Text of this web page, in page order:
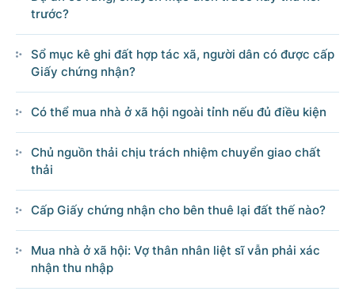
trước?
Sổ mục kê ghi đất hợp tác xã, người dân có được cấp
Giấy chứng nhận?
Có thể mua nhà ở xã hội ngoài tỉnh nếu đủ điều kiện
Chủ nguồn thải chịu trách nhiệm chuyển giao chất
thải
Cấp Giấy chứng nhận cho bên thuê lại đất thế nào?
Mua nhà ở xã hội: Vợ thân nhân liệt sĩ vẫn phải xác
nhận thu nhập